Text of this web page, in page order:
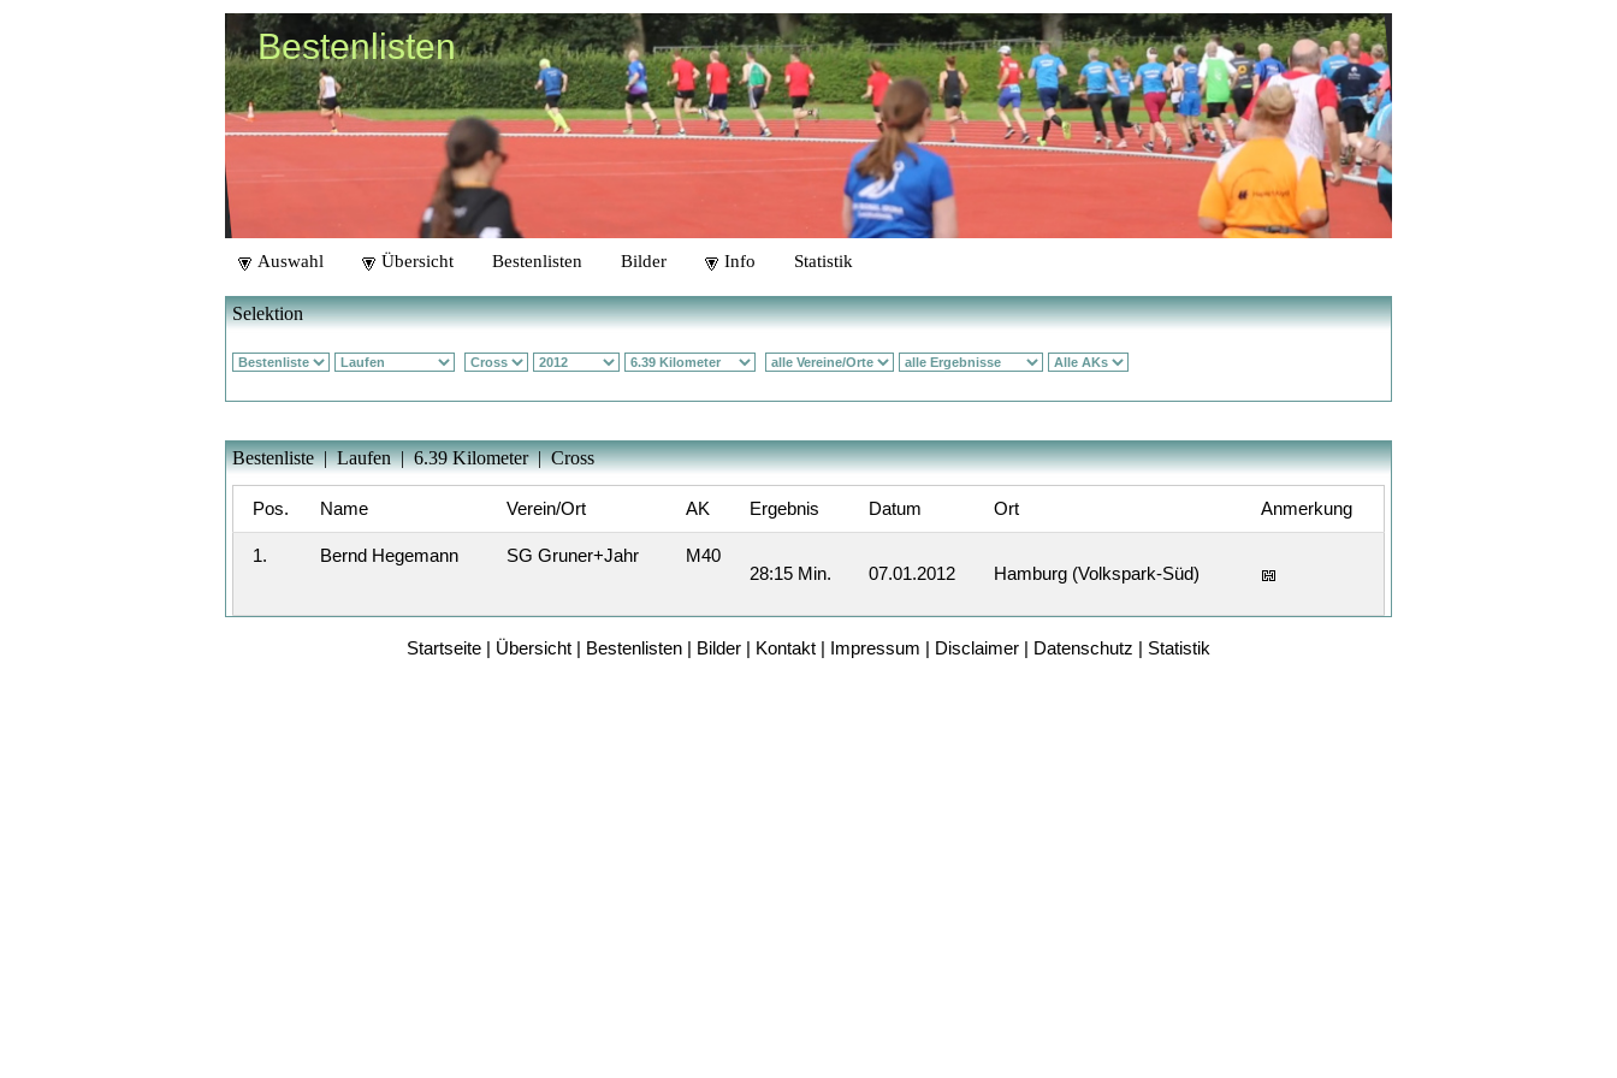
Bestenlisten
Auswahl Übersicht Bestenlisten Bilder Info Statistik
Selektion
Bestenliste | Laufen | 6.39 Kilometer | Cross
Pos. Name Verein/Ort AK Ergebnis Datum Ort Anmerkung
1. Bernd Hegemann SG Gruner+Jahr
M40
28:15 Min.
07.01.2012 Hamburg (Volkspark-Süd)
Startseite | Übersicht | Bestenlisten | Bilder | Kontakt | Impressum | Disclaimer | Datenschutz | Statistik